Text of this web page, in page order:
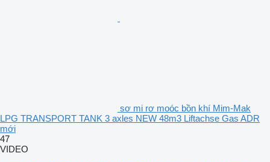
sơ mi rơ moóc bồn khí Mim-Mak
LPG TRANSPORT TANK 3 axles NEW 48m3 Liftachse Gas ADR
mới
47
VIDEO